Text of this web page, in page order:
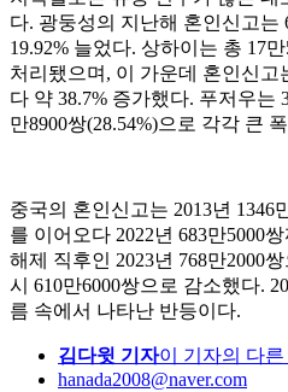
다. 광둥성의 지난해 혼인신고는
19.92% 늘었다. 상하이는 총 17
처리됐으며, 이 가운데 혼인신고
다 약 38.7% 증가했다. 푸저우는
만8900쌍(28.54%)으로 각각 큰
중국의 혼인신고는 2013년 1346
를 이어오다 2022년 683만5000
해제 직후인 2023년 768만2000
시 610만6000쌍으로 감소했다.
름 속에서 나타난 반등이다.
김다윗 기자이 기자의 다
hanada2008@naver.com